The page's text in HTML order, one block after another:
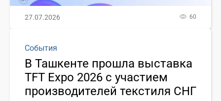
27.07.2026 60
События
В Ташкенте прошла выставка
TFT Expo 2026 с участием
производителей текстиля СНГ